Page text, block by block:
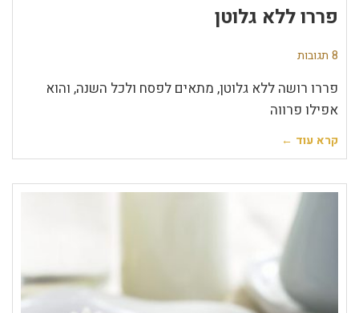
פררו ללא גלוטן
8 תגובות
פררו רושה ללא גלוטן, מתאים לפסח ולכל השנה, והוא
אפילו פרווה
קרא עוד ←